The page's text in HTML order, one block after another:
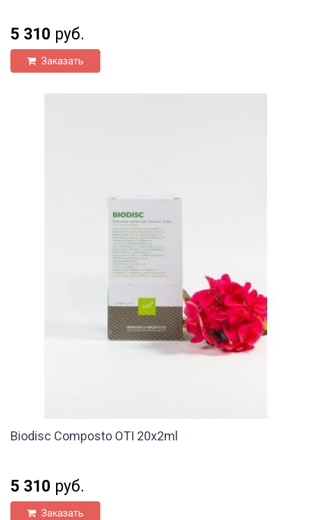
5 310 руб.
Заказать
Biodisc Composto OTI 20x2ml
5 310 руб.
Заказать